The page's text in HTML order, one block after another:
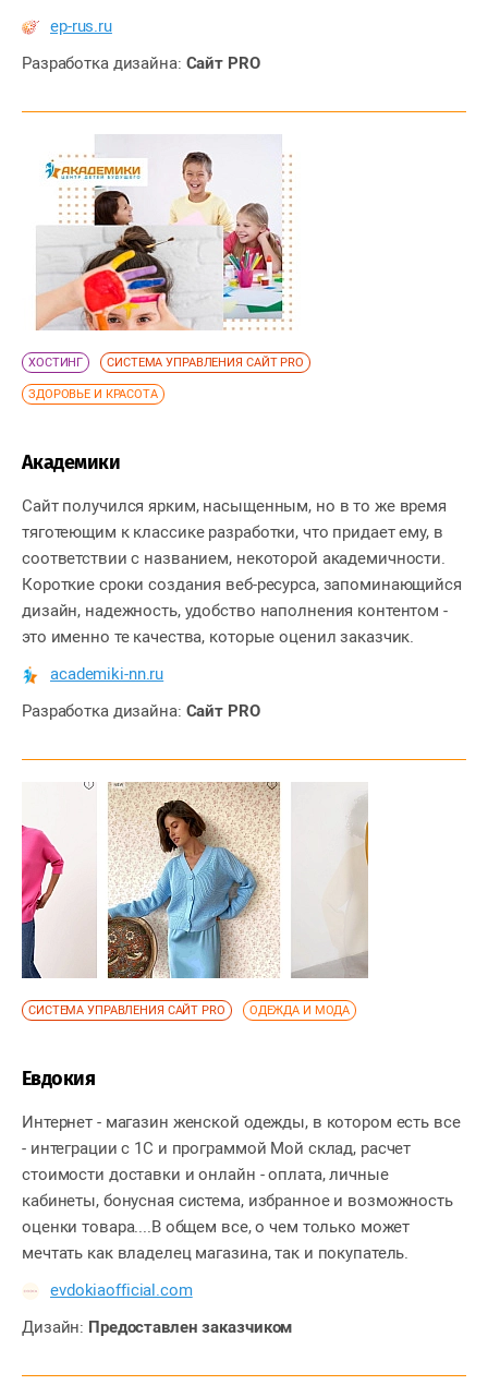
ep-rus.ru
Разработка дизайна: Сайт PRO
ХОСТИНГ СИСТЕМА УПРАВЛЕНИЯ САЙТ PRO
ЗДОРОВЬЕ И КРАСОТА
Академики
Сайт получился ярким, насыщенным, но в то же время
тяготеющим к классике разработки, что придает ему, в
соответствии с названием, некоторой академичности.
Короткие сроки создания веб-ресурса, запоминающийся
дизайн, надежность, удобство наполнения контентом -
это именно те качества, которые оценил заказчик.
academiki-nn.ru
Разработка дизайна: Сайт PRO
СИСТЕМА УПРАВЛЕНИЯ САЙТ PRO ОДЕЖДА И МОДА
Евдокия
Интернет - магазин женской одежды, в котором есть все
- интеграции с 1С и программой Мой склад, расчет
стоимости доставки и онлайн - оплата, личные
кабинеты, бонусная система, избранное и возможность
оценки товара....В общем все, о чем только может
мечтать как владелец магазина, так и покупатель.
evdokiaofficial.com
Дизайн: Предоставлен заказчиком